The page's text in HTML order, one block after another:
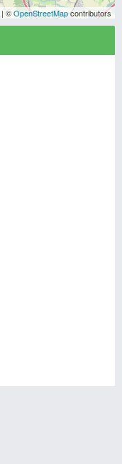
| ©OpenStreetMapcontributors